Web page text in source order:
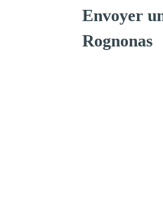
Envoyer
Rognonas